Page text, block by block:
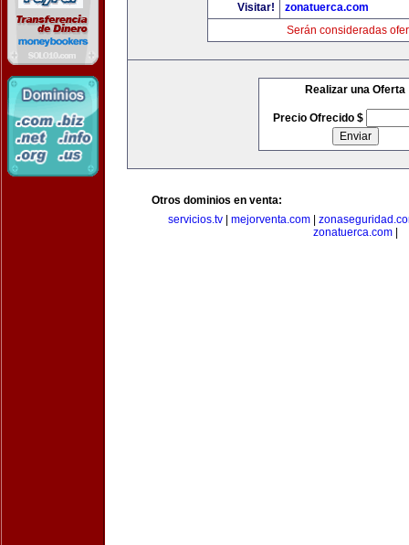
Visitar!
zonatuerca.com
Serán consideradas
Realizar una Oferta
Precio Ofrecido $
Otros dominios en venta:
servicios.tv| mejorventa.com|
zonatuerca.com|